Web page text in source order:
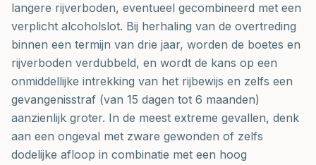
langere rijverboden, eventueel gecombineerd met een
verplicht alcoholslot. Bij herhaling van de overtreding
binnen een termijn van drie jaar, worden de boetes en
rijverboden verdubbeld, en wordt de kans op een
onmiddellijke intrekking van het rijbewijs en zelfs een
gevangenisstraf (van 15 dagen tot 6 maanden)
aanzienlijk groter. In de meest extreme gevallen, denk
aan een ongeval met zware gewonden of zelfs
dodelijke afloop in combinatie met een hoog